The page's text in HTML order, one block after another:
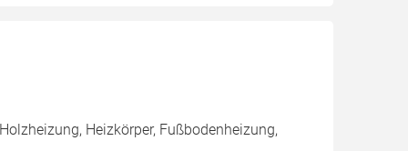
Heizkörper, Fußbodenheizung,